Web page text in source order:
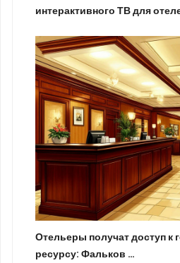
интерактивного ТВ для
Отельеры получат доступ к
ресурсу: Фальков …